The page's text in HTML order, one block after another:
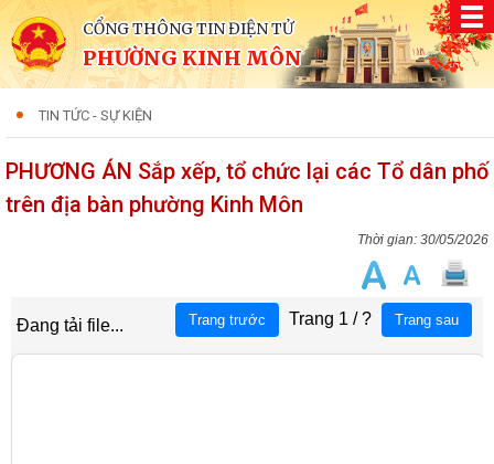
CỔNG THÔNG TIN ĐIỆN TỬ
PHƯỜNG KINH MÔN
TIN TỨC - SỰ KIỆN
PHƯƠNG ÁN Sắp xếp, tổ chức lại các Tổ dân phố
trên địa bàn phường Kinh Môn
30/05/2026